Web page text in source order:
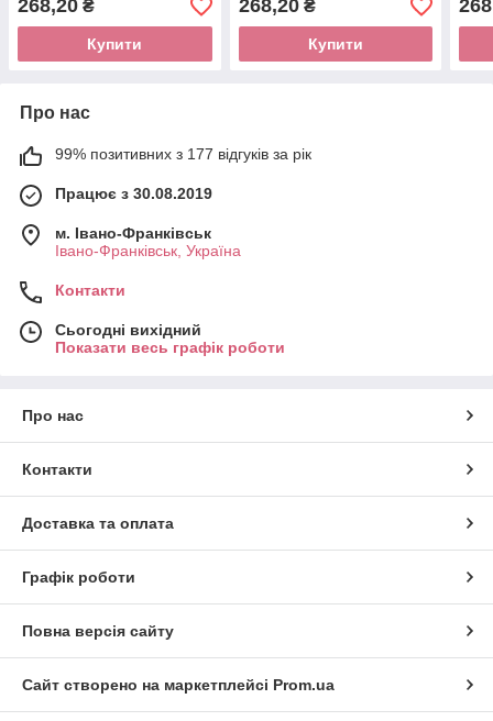
(частковий брак)
268,20 ₴
Купити
268,20₴
Купити
Про нас
99% позитивних з 177 відгуків за рік
Працює з 30.08.2019
м. Івано-Франківськ
Івано-Франківськ, Україна
Контакти
Сьогодні вихідний
Показати весь графік роботи
Про нас
Контакти
Доставка та оплата
Графік роботи
Повна версія сайту
Сайт створено на маркетплейсі Prom.ua